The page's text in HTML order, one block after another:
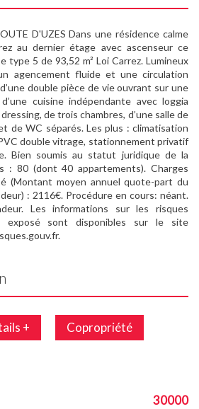
D'UZES Dans une résidence calme
au dernier étage avec ascenseur ce
type 5 de 93,52 m² Loi Carrez. Lumineux
agencement fluide et une circulation
double pièce de vie ouvrant sur une
cuisine indépendante avec loggia
dressing, de trois chambres, d’une salle de
de WC séparés. Les plus : climatisation
double vitrage, stationnement privatif
Bien soumis au statut juridique de la
: 80 (dont 40 appartements). Charges
(Montant moyen annuel quote-part du
: 2116€. Procédure en cours: néant.
Les informations sur les risques
exposé sont disponibles sur le site
+ Copropriété
30000